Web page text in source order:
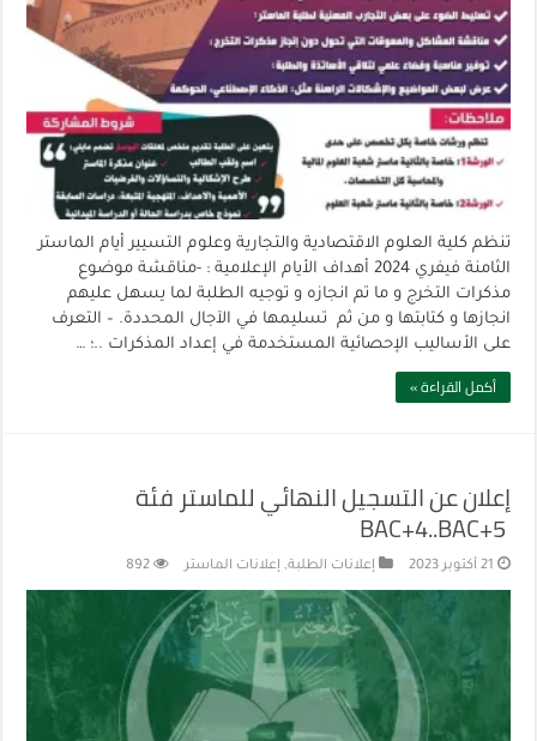
تنظم كلية العلوم الاقتصادية والتجارية وعلوم التسيير أيام الماستر
الثامنة فيفري 2024 أهداف الأيام الإعلامية : -مناقشة موضوع
مذكرات التخرج و ما تم انجازه و توجيه الطلبة لما يسهل عليهم
انجازها و كتابتها و من ثم تسليمها في الآجال المحددة. – التعرف
على الأساليب الإحصائية المستخدمة في إعداد المذكرات ..؛ …
أكمل القراءة »
إعلان عن التسجيل النهائي للماستر فئة
BAC+4..BAC+5
21 أكتوبر 2023 إعلانات الطلبة, إعلانات الماستر 892